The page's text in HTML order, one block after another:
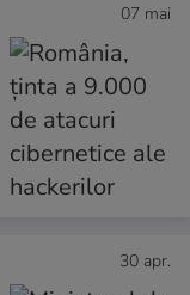
07 mai
30 apr.